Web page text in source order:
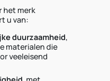
het merk
u van:
duurzaamheid,
materialen die
veeleisend